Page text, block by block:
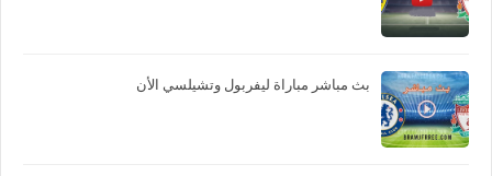
بث مباشر مباراة ليفربول وتشيلسي الأن